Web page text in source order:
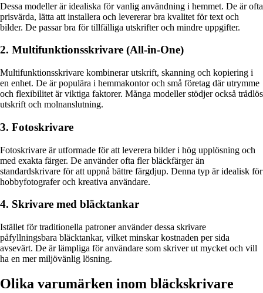
Dessa modeller är idealiska för vanlig användning i hemmet. De är ofta
prisvärda, lätta att installera och levererar bra kvalitet för text och
bilder. De passar bra för tillfälliga utskrifter och mindre uppgifter.
2. Multifunktionsskrivare (All-in-One)
Multifunktionsskrivare kombinerar utskrift, skanning och kopiering i
en enhet. De är populära i hemmakontor och små företag där utrymme
och flexibilitet är viktiga faktorer. Många modeller stödjer också trådlös
utskrift och molnanslutning.
3. Fotoskrivare
Fotoskrivare är utformade för att leverera bilder i hög upplösning och
med exakta färger. De använder ofta fler bläckfärger än
standardskrivare för att uppnå bättre färgdjup. Denna typ är idealisk för
hobbyfotografer och kreativa användare.
4. Skrivare med bläcktankar
Istället för traditionella patroner använder dessa skrivare
påfyllningsbara bläcktankar, vilket minskar kostnaden per sida
avsevärt. De är lämpliga för användare som skriver ut mycket och vill
ha en mer miljövänlig lösning.
Olika varumärken inom bläckskrivare